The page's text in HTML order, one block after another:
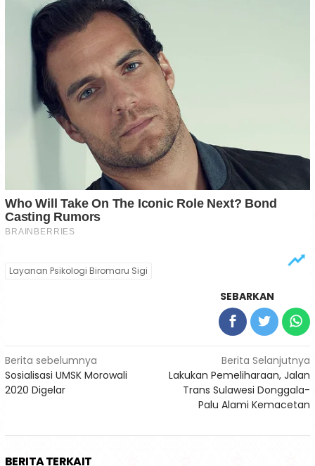
Layanan Psikologi Biromaru Sigi
SEBARKAN
Navigasi
pos
Berita sebelumnya
Sosialisasi UMSK Morowali
2020 Digelar
Berita Selanjutnya
Lakukan Pemeliharaan, Jalan
Trans Sulawesi Donggala-
Palu Alami Kemacetan
BERITA TERKAIT